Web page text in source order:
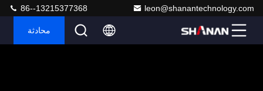
leon@shanantechnology.com
86--13215377368
محادثة